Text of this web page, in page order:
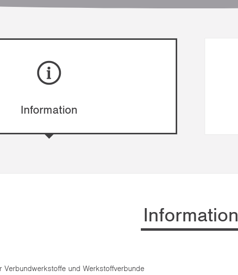
Information
Information
Verbundwerkstoffe und Werkstoffverbunde